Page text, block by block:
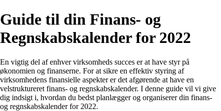
Guide til din Finans- og
Regnskabskalender for 2022
En vigtig del af enhver virksomheds succes er at have styr på
økonomien og finanserne. For at sikre en effektiv styring af
virksomhedens finansielle aspekter er det afgørende at have en
velstruktureret finans- og regnskabskalender. I denne guide vil vi give
dig indsigt i, hvordan du bedst planlægger og organiserer din finans-
og regnskabskalender for 2022.